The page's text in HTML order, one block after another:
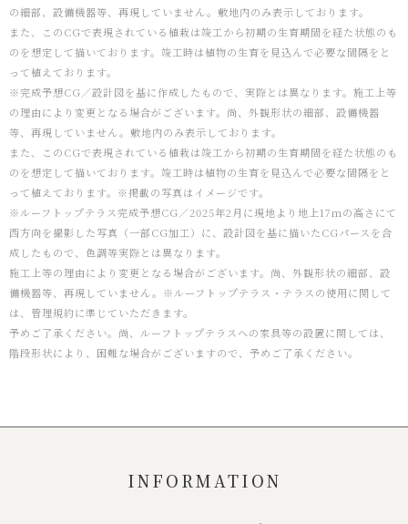
の細部、設備機器等、再現していません。敷地内のみ表示しております。
また、このCGで表現されている植栽は竣工から初期の生育期間を経た状態のも
のを想定して描いております。竣工時は植物の生育を見込んで必要な間隔をと
って植えております。
※完成予想CG／設計図を基に作成したもので、実際とは異なります。施工上等
の理由により変更となる場合がございます。尚、外観形状の細部、設備機器
等、再現していません。敷地内のみ表示しております。
また、このCGで表現されている植栽は竣工から初期の生育期間を経た状態のも
のを想定して描いております。竣工時は植物の生育を見込んで必要な間隔をと
って植えております。※掲載の写真はイメージです。
※ルーフトップテラス完成予想CG／2025年2月に現地より地上17ｍの高さにて
西方向を撮影した写真（一部CG加工）に、設計図を基に描いたCGパースを合
成したもので、色調等実際とは異なります。
施工上等の理由により変更となる場合がございます。尚、外観形状の細部、設
備機器等、再現していません。※ルーフトップテラス・テラスの使用に関して
は、管理規約に準じていただきます。
予めご了承ください。尚、ルーフトップテラスへの家具等の設置に関しては、
階段形状により、困難な場合がございますので、予めご了承ください。
INFORMATION